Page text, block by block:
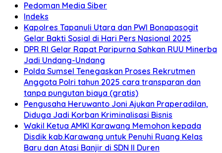
Pedoman Media Siber
Indeks
Kapolres Tapanuli Utara dan PWI Bonapasogit
Gelar Bakti Sosial di Hari Pers Nasional 2025
DPR RI Gelar Rapat Paripurna Sahkan RUU Minerba
Jadi Undang-Undang
Polda Sumsel Tenegaskan Proses Rekrutmen
Anggota Polri tahun 2025 cara transparan dan
tanpa pungutan biaya (gratis)
Pengusaha Heruwanto Joni Ajukan Praperadilan,
Diduga Jadi Korban Kriminalisasi Bisnis
Wakil Ketua AMKI Karawang Memohon kepada
Disdik kab.Karawang untuk Penuhi Ruang Kelas
Baru dan Atasi Banjir di SDN II Duren